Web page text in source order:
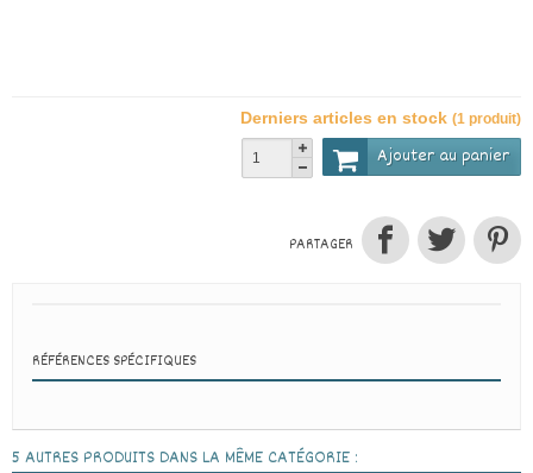
Derniers articles en stock (1 produit)
Ajouter au panier
PARTAGER
RÉFÉRENCES SPÉCIFIQUES
5 AUTRES PRODUITS DANS LA MÊME CATÉGORIE :